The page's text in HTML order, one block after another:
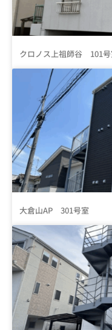
クロノス上祖師谷 101
大倉山AP 301号室